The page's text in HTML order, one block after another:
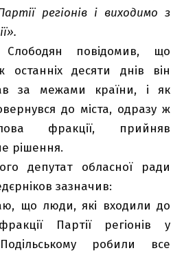
регіонів і виходимо з
Слободян повідомив, що
останніх десяти днів він
за межами країни, і як
до міста, одразу ж
фракції, прийняв
рішення.
депутат обласної ради
зазначив:
що люди, які входили до
Партії регіонів у
Подільському робили все